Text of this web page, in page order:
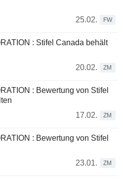
25.02.
FW
: Stifel Canada behält
20.02.
ZM
: Bewertung von Stifel
17.02.
ZM
: Bewertung von Stifel
23.01.
ZM